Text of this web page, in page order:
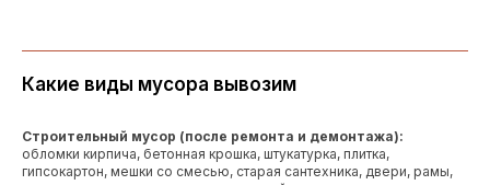
Какие виды мусора вывозим
Строительный мусор (после ремонта и демонтажа):
обломки кирпича, бетонная крошка, штукатурка, плитка,
гипсокартон, мешки со смесью, старая сантехника, двери, рамы,